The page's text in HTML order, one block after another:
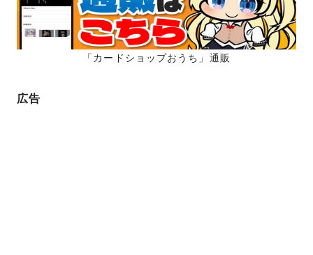
「カードショップおうち」通販
広告